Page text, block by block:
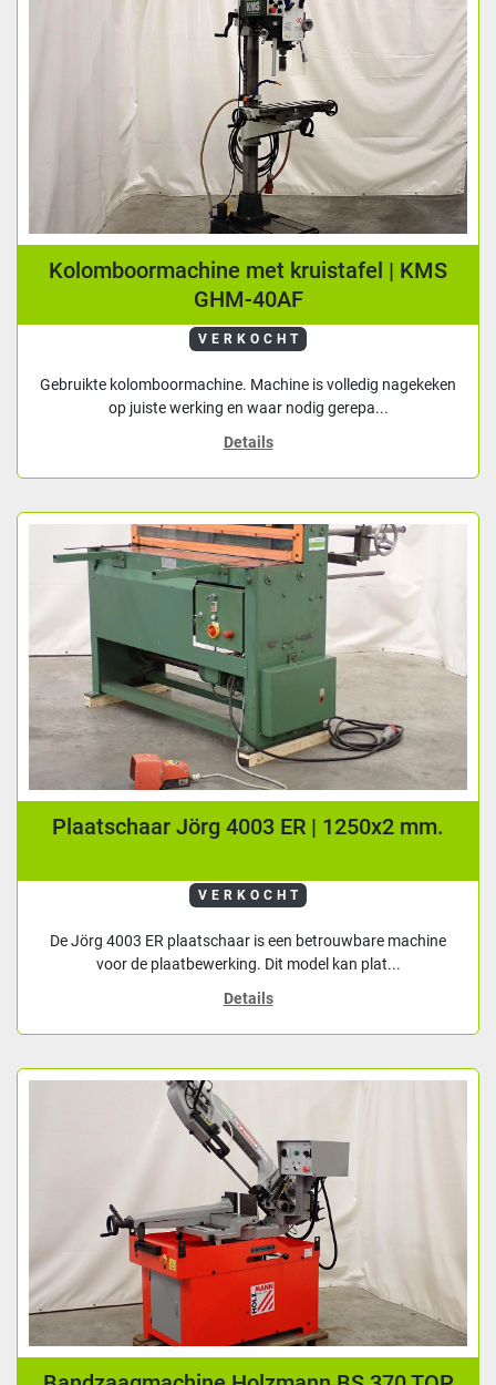
Kolomboormachine met kruistafel | KMS
GHM-40AF
VERKOCHT
Gebruikte kolomboormachine. Machine is volledig nagekeken
op juiste werking en waar nodig gerepa...
Details
Plaatschaar Jörg 4003 ER | 1250x2 mm.
VERKOCHT
De Jörg 4003 ER plaatschaar is een betrouwbare machine
voor de plaatbewerking. Dit model kan plat...
Details